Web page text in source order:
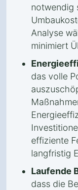
notwendig
Analyse
minimiert
das volle
effiziente
langfristig
Laufende
dass die